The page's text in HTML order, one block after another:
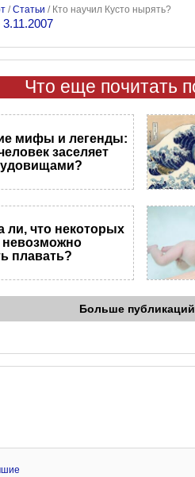
/Статьи / Кто научил Кусто нырять?
Что еще почитать
мифы и легенды:
заселяет
ли, что некоторых
плавать?
Больше